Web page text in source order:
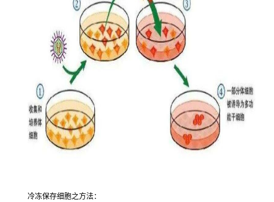
冷冻保存细胞之方法：